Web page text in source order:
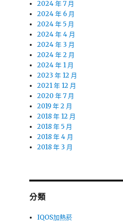
2024 年 7 月
2024 年 6 月
2024 年 5 月
2024 年 4 月
2024 年 3 月
2024 年 2 月
2024 年 1 月
2023 年 12 月
2021 年 12 月
2020 年 7 月
2019 年 2 月
2018 年 12 月
2018 年 5 月
2018 年 4 月
2018 年 3 月
分類
IQOS加熱菸